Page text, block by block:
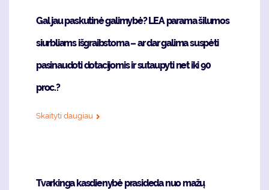
Gal jau paskutinė galimybė? LEA parama šilumos
siurbliams išgraibstoma – ar dar galima suspėti
pasinaudoti dotacijomis ir sutaupyti net iki 90
proc.?
Skaityti daugiau
Tvarkinga kasdienybė prasideda nuo mažų